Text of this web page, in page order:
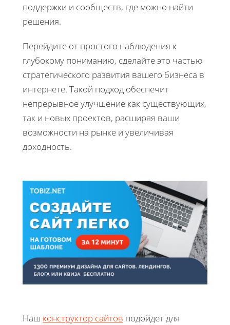
поддержки и сообществ, где можно найти
решения.
Перейдите от простого наблюдения к
глубокому пониманию, сделайте это частью
стратегического развития вашего бизнеса в
интернете. Такой подход обеспечит
непрерывное улучшение как существующих,
так и новых проектов, расширяя ваши
возможности на рынке и увеличивая
доходность.
Наш конструктор сайтов подойдет для